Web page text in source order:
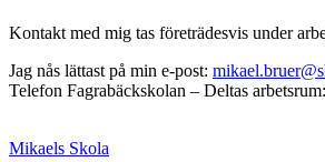
Kontakt med mig tas företrädesvis under
Jag nås lättast på min e-post:
Telefon Fagrabäckskolan – Deltas arbetsrum:
Mikaels Skola